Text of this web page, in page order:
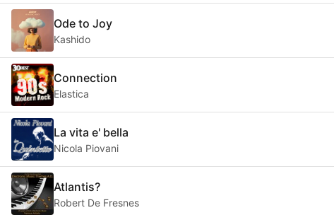
Ode to Joy
Kashido
Connection
Elastica
La vita e' bella
Nicola Piovani
Atlantis?
Robert De Fresnes